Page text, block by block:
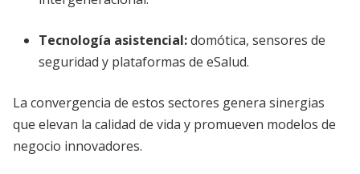
Tecnología asistencial:domótica, sensores de
seguridad y plataformas de eSalud.
La convergencia de estos sectores genera sinergias
que elevan la calidad de vida y promueven modelos de
negocio innovadores.